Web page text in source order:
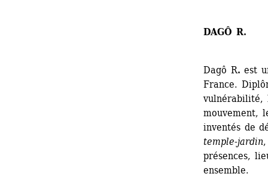
DAGÔ R.
Dagô R. est
France.
vulnérabilité,
mouvement,
inventés de
temple-jardin
présences,
ensemble.